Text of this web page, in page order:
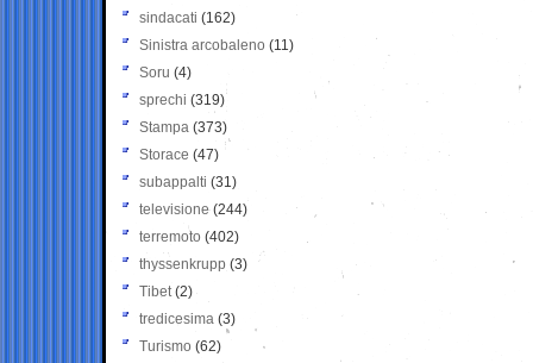
sindacati (162)
Sinistra arcobaleno (11)
Soru (4)
sprechi (319)
Stampa (373)
Storace (47)
subappalti (31)
televisione(244)
terremoto (402)
thyssenkrupp (3)
Tibet(2)
tredicesima (3)
Turismo (62)